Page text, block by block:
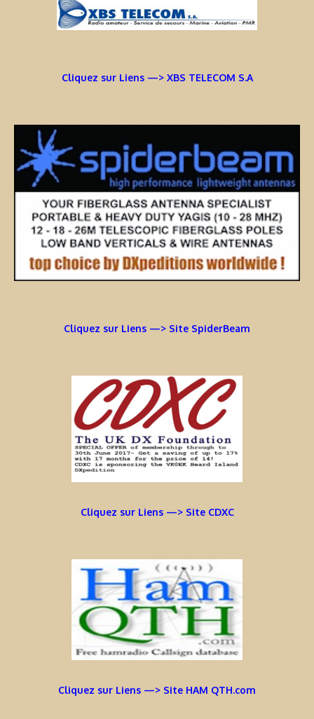
Cliquez sur Liens —> XBS TELECOM S.A
Cliquez sur Liens —> Site SpiderBeam
Cliquez sur Liens —> Site CDXC
Cliquez sur Liens —> Site HAM QTH.com